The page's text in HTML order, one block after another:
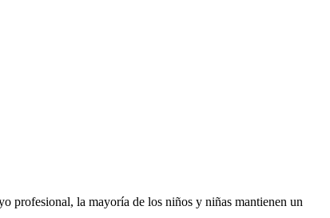
profesional, la mayoría de los niños y niñas mantienen un